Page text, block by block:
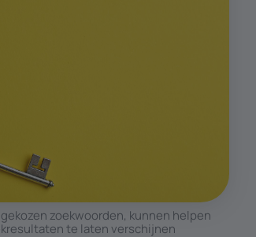
zoekwoorden, kunnen helpen
te laten verschijnen